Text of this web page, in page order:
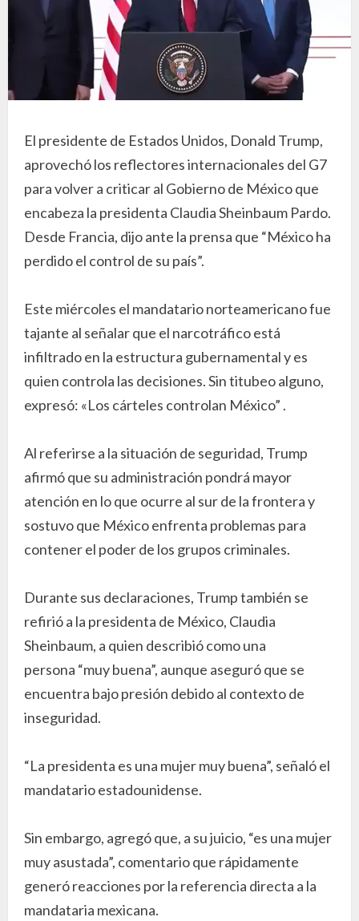
El presidente de Estados Unidos, Donald Trump,
aprovechó los reflectores internacionales del G7
para volver a criticar al Gobierno de México que
encabeza la presidenta Claudia Sheinbaum Pardo.
Desde Francia, dijo ante la prensa que “México ha
perdido el control de su país”.
Este miércoles el mandatario norteamericano fue
tajante al señalar que el narcotráfico está
infiltrado en la estructura gubernamental y es
quien controla las decisiones. Sin titubeo alguno,
expresó: «Los cárteles controlan México” .
Al referirse a la situación de seguridad, Trump
afirmó que su administración pondrá mayor
atención en lo que ocurre al sur de la frontera y
sostuvo que México enfrenta problemas para
contener el poder de los grupos criminales.
Durante sus declaraciones, Trump también se
refirió a la presidenta de México, Claudia
Sheinbaum, a quien describió como una
persona “muy buena”, aunque aseguró que se
encuentra bajo presión debido al contexto de
inseguridad.
“La presidenta es una mujer muy buena”, señaló el
mandatario estadounidense.
Sin embargo, agregó que, a su juicio, “es una mujer
muy asustada”, comentario que rápidamente
generó reacciones por la referencia directa a la
mandataria mexicana.